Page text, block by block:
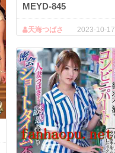
MEYD-845
2023-10-17
天海つばさ